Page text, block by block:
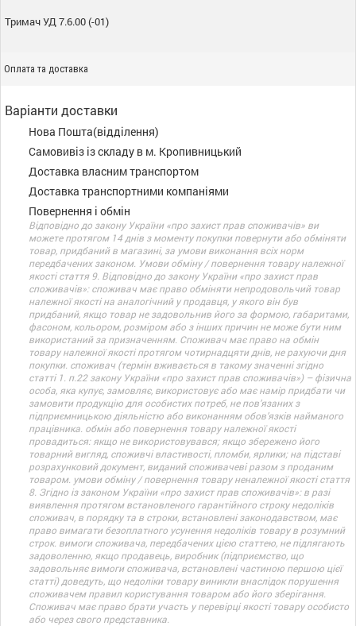
Тримач УД 7.6.00 (-01)
Оплата та доставка
Варіанти доставки
Нова Пошта(відділення)
Самовивіз із складу в м. Кропивницький
Доставка власним транспортом
Доставка транспортними компаніями
Повернення і обмін
Відповідно до закону України «про захист прав споживачів» ви
можете протягом 14 днів з моменту покупки повернути або обміняти
товар, придбаний в магазині, за умови виконання всіх норм
передбачених законом. Умови обміну / повернення товару належної
якості стаття 9. Відповідно до закону України «про захист прав
споживачів»: споживач має право обміняти непродовольчий товар
належної якості на аналогічний у продавця, у якого він був
придбаний, якщо товар не задовольнив його за формою, габаритами,
фасоном, кольором, розміром або з інших причин не може бути ним
використаний за призначенням. Споживач має право на обмін
товару належної якості протягом чотирнадцяти днів, не рахуючи дня
покупки. споживач (термін вживається в такому значенні згідно
статті 1. п.22 закону України «про захист прав споживачів») – фізична
особа, яка купує, замовляє, використовує або має намір придбати чи
замовити продукцію для особистих потреб, не пов’язаних з
підприємницькою діяльністю або виконанням обов’язків найманого
працівника. обмін або повернення товару належної якості
провадиться: якщо не використовувався; якщо збережено його
товарний вигляд, споживчі властивості, пломби, ярлики; на підставі
розрахунковий документ, виданий споживачеві разом з проданим
товаром. умови обміну / повернення товару неналежної якості стаття
8. Згідно із законом України «про захист прав споживачів»: в разі
виявлення протягом встановленого гарантійного строку недоліків
споживач, в порядку та в строки, встановлені законодавством, має
право вимагати безоплатного усунення недоліків товару в розумний
строк. вимоги споживача, передбачених цією статтею, не підлягають
задоволенню, якщо продавець, виробник (підприємство, що
задовольняє вимоги споживача, встановлені частиною першою цієї
статті) доведуть, що недоліки товару виникли внаслідок порушення
споживачем правил користування товаром або його зберігання.
Споживач має право брати участь у перевірці якості товару особисто
або через свого представника.